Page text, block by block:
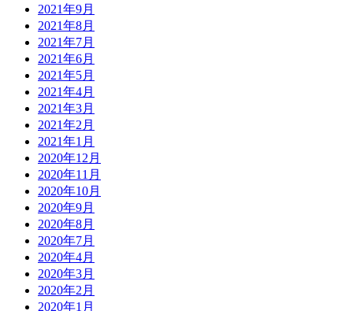
2021年9月
2021年8月
2021年7月
2021年6月
2021年5月
2021年4月
2021年3月
2021年2月
2021年1月
2020年12月
2020年11月
2020年10月
2020年9月
2020年8月
2020年7月
2020年4月
2020年3月
2020年2月
2020年1月